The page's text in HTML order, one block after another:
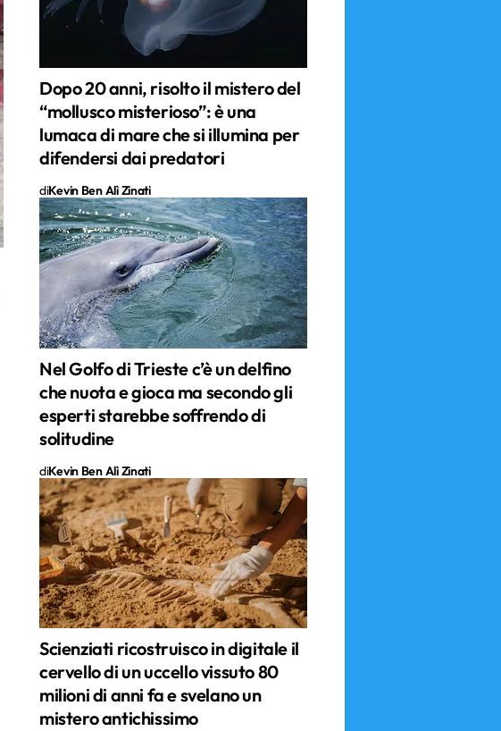
Dopo 20 anni, risolto il mistero del
“mollusco misterioso”: è una
lumaca di mare che si illumina per
difendersi dai predatori
diKevin Ben Alì Zinati
Nel Golfo di Trieste c’è un delfino
che nuota e gioca ma secondo gli
esperti starebbe soffrendo di
solitudine
diKevin Ben Alì Zinati
Scienziati ricostruisco in digitale il
cervello di un uccello vissuto 80
milioni di anni fa e svelano un
mistero antichissimo